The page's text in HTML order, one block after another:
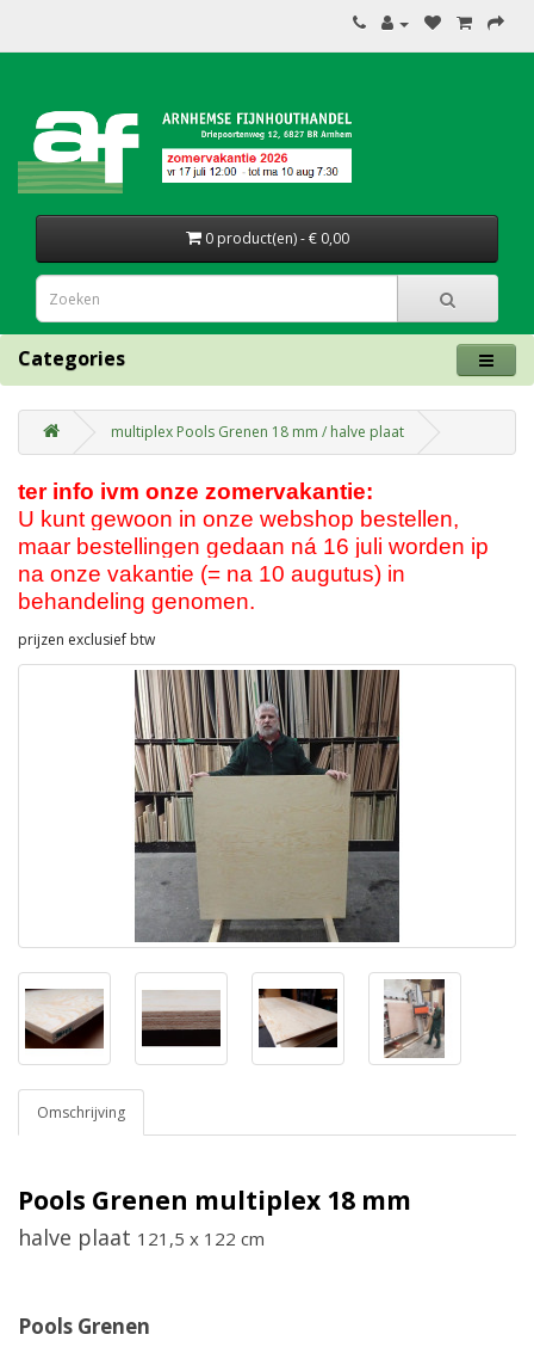
0 product(en) - € 0,00
Categories
multiplex Pools Grenen 18 mm / halve plaat
ter info ivm onze zomervakantie:
U kunt gewoon in onze webshop bestellen,
maar bestellingen gedaan ná 16 juli worden ip
na onze vakantie (= na 10 augutus) in
behandeling genomen.
prijzen exclusief btw
Omschrijving
Pools Grenen multiplex 18 mm
halve plaat 121,5 x 122 cm
Pools Grenen